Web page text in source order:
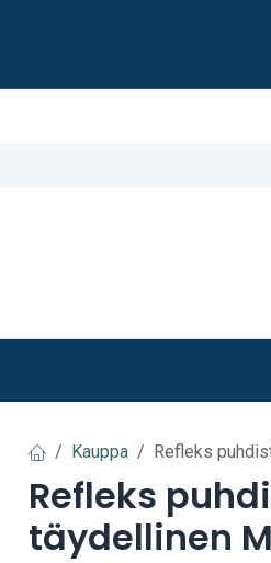
Kauppa Refleks
Refleks
täydellinen